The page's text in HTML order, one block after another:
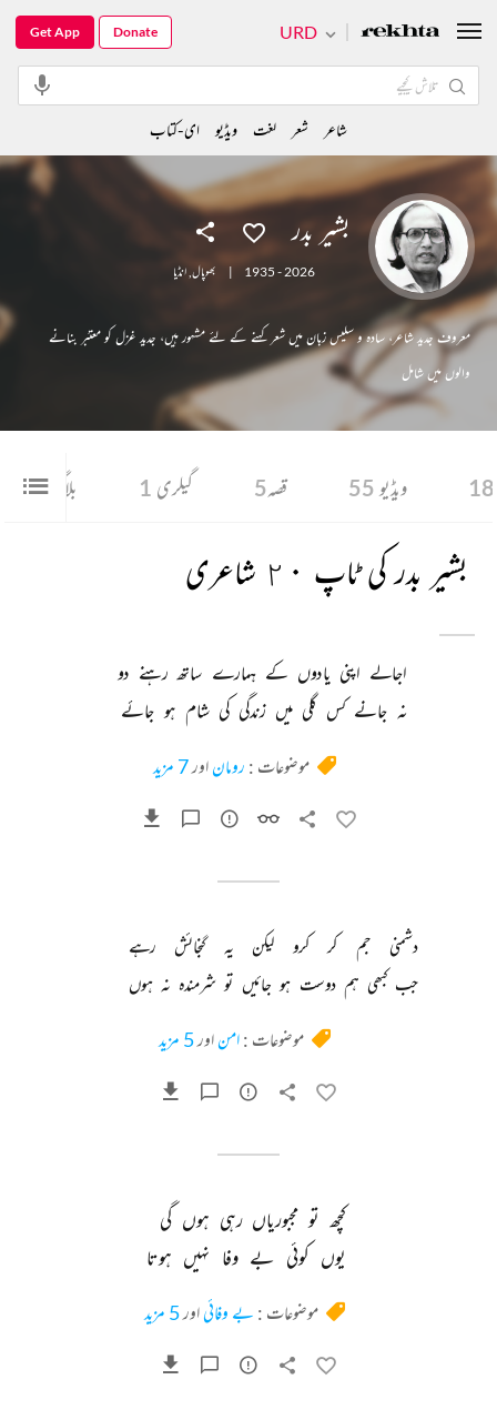
بشیر بدر
1935 - 2026
| بھوپال,انڈیا
معروف جدید شاعر، سادہ و سلیس زبان میں شعر کہنے کے لئے مشہور ہیں، جدید غزل کو معتبَر بنانے
والوں میں شامل
18 ویڈیو 55 قصہ5 گیلری 1 بلاگ 1
بشیر بدر کی ٹاپ ٢٠ شاعری
اجالے اپنی یادوں کے ہمارے ساتھ رہنے دو
نہ جانے کس گلی میں زندگی کی شام ہو جائے
موضوعات : رومان اور7 مزید
دشمنی جم کر کرو لیکن یہ گنجائش
رہے
جب کبھی ہم دوست ہو جائیں تو شرمندہ نہ ہوں
موضوعات :امن اور5 مزید
کچھ تو مجبوریاں رہی ہوں گی
یوں کوئی بے وفا نہیں ہوتا
موضوعات : بے وفائیاور5 مزید
URD
Get App Donate
شاعر شعر لغت ویڈیو ای-کتاب